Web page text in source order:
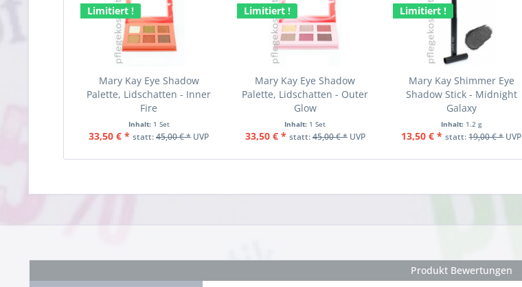
Limitiert !
Mary Kay Eye Shadow
Palette, Lidschatten - Inner
Fire
Inhalt: 1 Set
33,50 € * statt:45,00 € *UVP
Limitiert !
Mary Kay Eye Shadow
Palette, Lidschatten - Outer
Glow
Inhalt: 1 Set
33,50 € * statt:45,00 € *UVP
Limitiert !
Mary Kay Shimmer Eye
Shadow Stick - Midnight
Galaxy
Inhalt: 1.2 g
13,50 € * statt:19,00 € *UVP
Produkt Bewertungen